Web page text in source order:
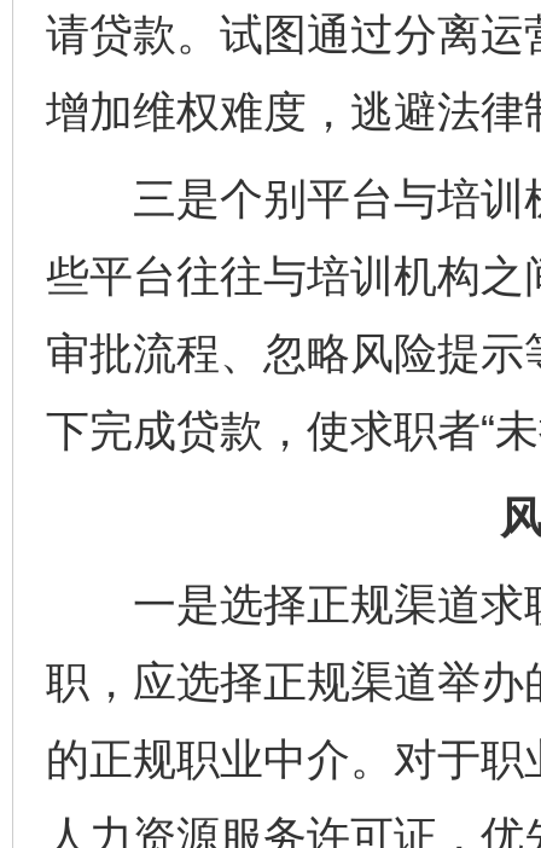
请贷款。试图通过分离
增加维权难度，逃避法律
三是个别平台与培训
些平台往往与培训机构
审批流程、忽略风险提
下完成贷款，使求职者“
一是选择正规渠道求
职，应选择正规渠道举
的正规职业中介。对于
人力资源服务许可证，